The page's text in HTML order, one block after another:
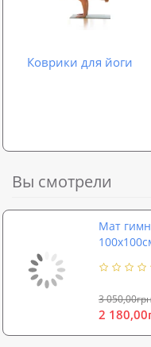
Коврики для йоги
Вы смотрели
Мат
3
2